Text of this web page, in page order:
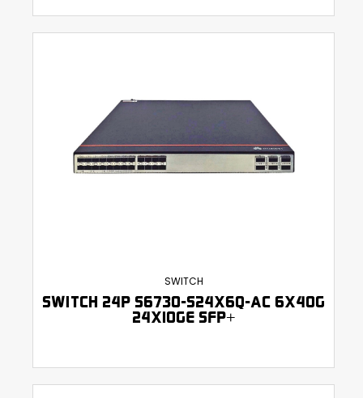
SWITCH
SWITCH 24P S6730-S24X6Q-AC 6X40G
24X10GE SFP+